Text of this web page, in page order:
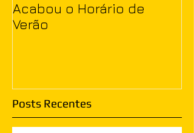
Acabou o Horário de
Verão
Posts Recentes